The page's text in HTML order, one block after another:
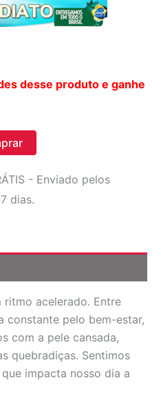
desse produto e ganhe
- Enviado pelos
dias.
ritmo acelerado. Entre
constante pelo bem-estar,
com a pele cansada,
quebradiças. Sentimos
impacta nosso dia a